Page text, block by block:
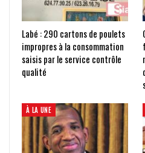
Labé : 290 cartons de poulets
impropres à la consommation
saisis par le service contrôle
qualité
À LA UNE